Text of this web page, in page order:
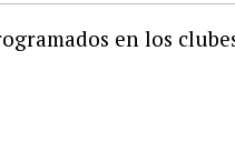
en los